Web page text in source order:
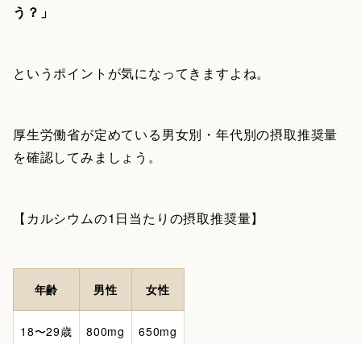
う？」
というポイントが気になってきますよね。
厚生労働省が定めている男女別・年代別の摂取推奨量
を確認してみましょう。
【カルシウムの1日当たりの摂取推奨量】
年齢 男性 女性
18〜29歳 800mg 650mg